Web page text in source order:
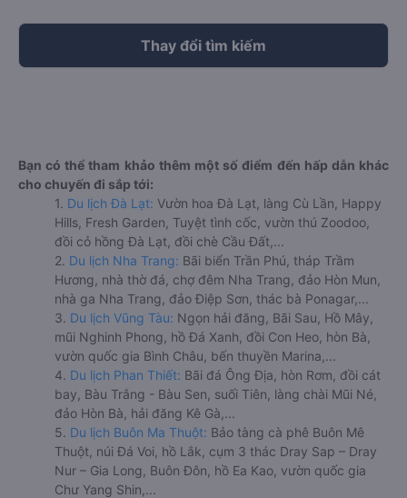
Thay đổi tìm kiếm
Bạn có thể tham khảo thêm một số điểm đến hấp dẫn khác
cho chuyến đi sắp tới:
1. Du lịch Đà Lạt: Vườn hoa Đà Lạt, làng Cù Lần, Happy
Hills, Fresh Garden, Tuyệt tình cốc, vườn thú Zoodoo,
đồi cỏ hồng Đà Lạt, đồi chè Cầu Đất,...
2. Du lịch Nha Trang: Bãi biển Trần Phú, tháp Trầm
Hương, nhà thờ đá, chợ đêm Nha Trang, đảo Hòn Mun,
nhà ga Nha Trang, đảo Điệp Sơn, thác bà Ponagar,...
3. Du lịch Vũng Tàu: Ngọn hải đăng, Bãi Sau, Hồ Mây,
mũi Nghinh Phong, hồ Đá Xanh, đồi Con Heo, hòn Bà,
vườn quốc gia Bình Châu, bến thuyền Marina,...
4. Du lịch Phan Thiết: Bãi đá Ông Địa, hòn Rơm, đồi cát
bay, Bàu Trắng - Bàu Sen, suối Tiên, làng chài Mũi Né,
đảo Hòn Bà, hải đăng Kê Gà,...
5. Du lịch Buôn Ma Thuột: Bảo tàng cà phê Buôn Mê
Thuột, núi Đá Voi, hồ Lắk, cụm 3 thác Dray Sap – Dray
Nur – Gia Long, Buôn Đôn, hồ Ea Kao, vườn quốc gia
Chư Yang Shin,...